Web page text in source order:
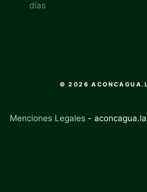
días
© 2026
Menciones Legales -